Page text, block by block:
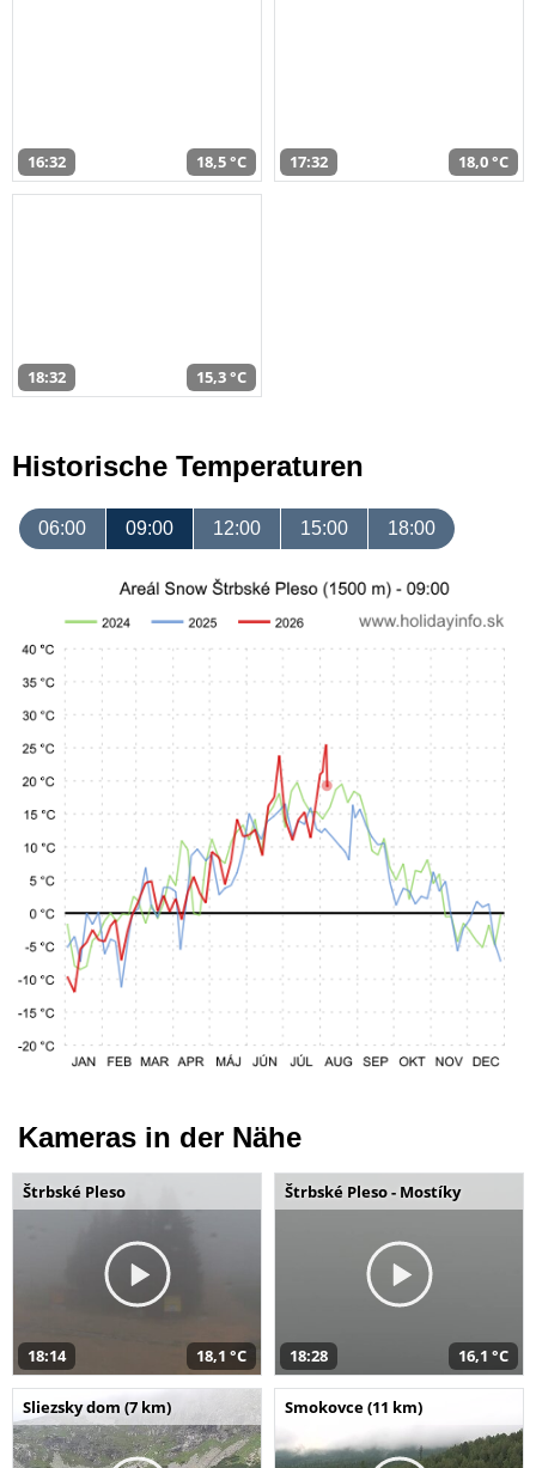
16:32 18,5 °C 17:32 18,0 °C
18:32 15,3 °C
Historische Temperaturen
06:00 09:00 12:00 15:00 18:00
Kameras in der Nähe
Štrbské Pleso
18:14 18,1 °C
Štrbské Pleso - Mostíky
18:28 16,1 °C
Sliezsky dom (7 km) Smokovce (11 km)